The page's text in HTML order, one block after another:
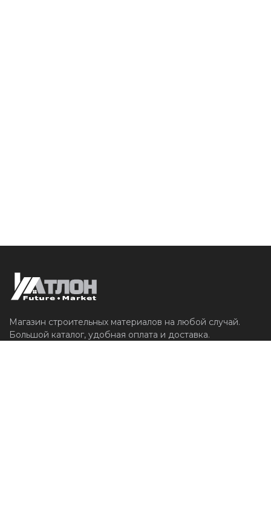
Магазин строительных материалов на любой случай.
Большой каталог, удобная оплата и доставка.